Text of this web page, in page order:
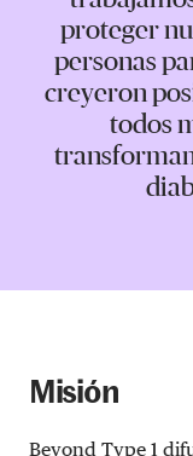
proteger
personas
creyeron
todos
Misión
Beyond Type 1